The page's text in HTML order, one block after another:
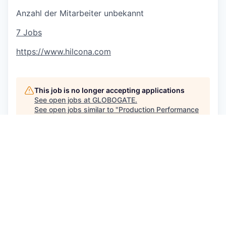
Anzahl der Mitarbeiter unbekannt
7 Jobs
https://www.hilcona.com
This job is no longer accepting applications
See open jobs at GLOBOGATE.
See open jobs similar to "Production Performance